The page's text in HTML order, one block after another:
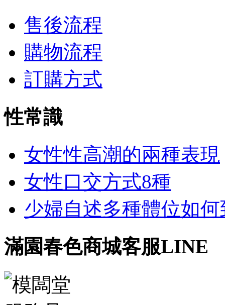
售後流程
購物流程
訂購方式
性常識
女性性高潮的兩種表現
女性口交方式8種
少婦自述多種體位如
滿園春色商城客服LINE